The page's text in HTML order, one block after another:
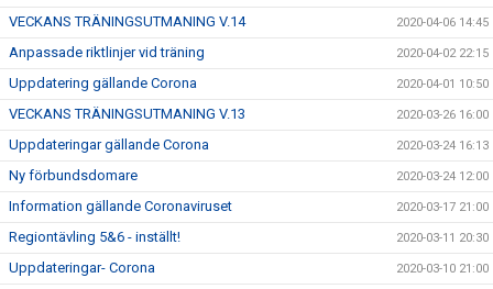
VECKANS TRÄNINGSUTMANING V.14 2020-04-06 14:45
Anpassade riktlinjer vid träning 2020-04-02 22:15
Uppdatering gällande Corona 2020-04-01 10:50
VECKANS TRÄNINGSUTMANING V.13 2020-03-26 16:00
Uppdateringar gällande Corona 2020-03-24 16:13
Ny förbundsdomare 2020-03-24 12:00
Information gällande Coronaviruset 2020-03-17 21:00
Regiontävling 5&6 - inställt! 2020-03-11 20:30
Uppdateringar- Corona 2020-03-10 21:00